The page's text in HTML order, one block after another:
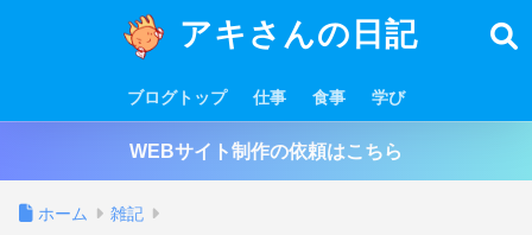
アキさんの日記
ブログトップ 仕事 食事 学び
WEBサイト制作の依頼はこちら
ホーム 雑記